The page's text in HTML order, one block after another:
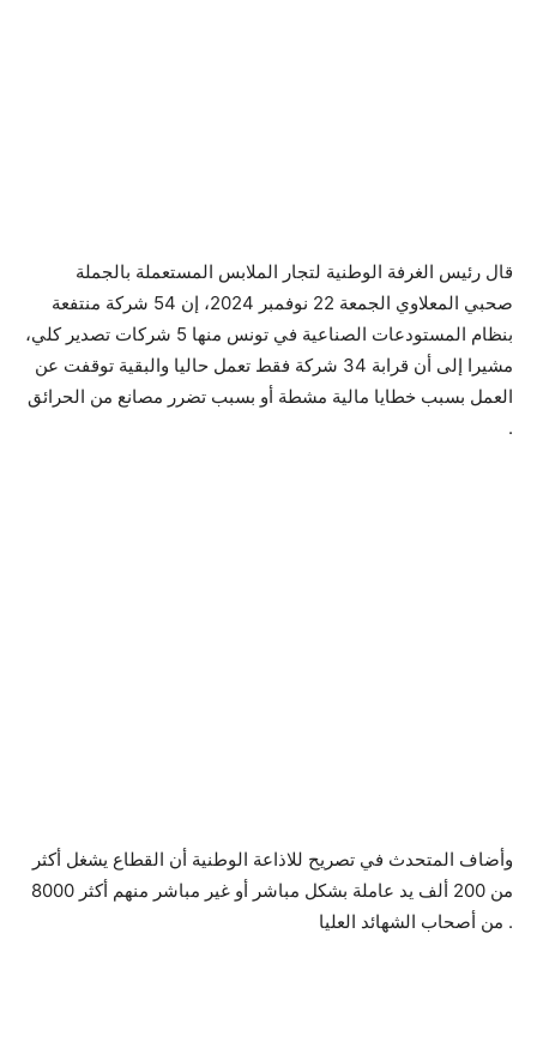
قال رئيس الغرفة الوطنية لتجار الملابس المستعملة بالجملة
صحبي المعلاوي الجمعة 22 نوفمبر 2024، إن 54 شركة منتفعة
بنظام المستودعات الصناعية في تونس منها 5 شركات تصدير كلي،
مشيرا إلى أن قرابة 34 شركة فقط تعمل حاليا والبقية توقفت عن
العمل بسبب خطايا مالية مشطة أو بسبب تضرر مصانع من الحرائق
.
وأضاف المتحدث في تصريح للاذاعة الوطنية أن القطاع يشغل أكثر
من 200 ألف يد عاملة بشكل مباشر أو غير مباشر منهم أكثر 8000
من أصحاب الشهائد العليا .